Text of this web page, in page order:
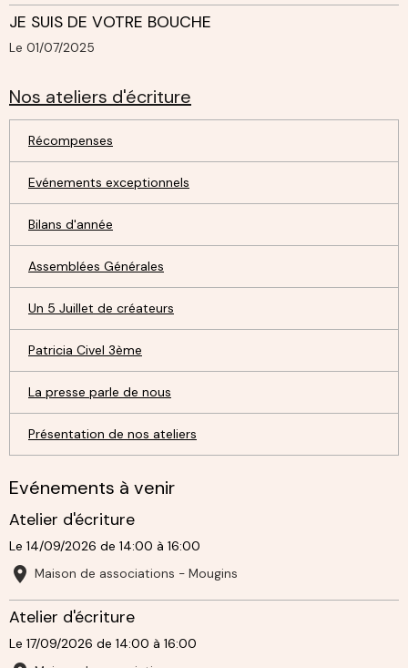
JE SUIS DE VOTRE BOUCHE
Le 01/07/2025
Nos ateliers d'écriture
Récompenses
Evénements exceptionnels
Bilans d'année
Assemblées Générales
Un 5 Juillet de créateurs
Patricia Civel 3ème
La presse parle de nous
Présentation de nos ateliers
Evénements à venir
Atelier d'écriture
Le 14/09/2026 de 14:00 à 16:00
Maison de associations - Mougins
Atelier d'écriture
Le 17/09/2026 de 14:00 à 16:00